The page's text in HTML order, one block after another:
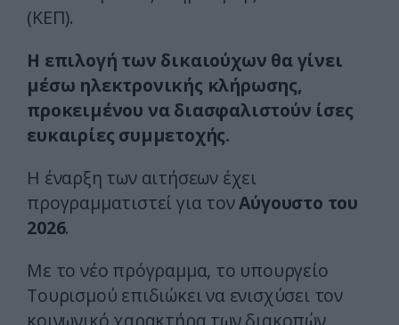
(ΚΕΠ).
Η επιλογή των δικαιούχων θα γίνει
μέσω ηλεκτρονικής κλήρωσης,
προκειμένου να διασφαλιστούν ίσες
ευκαιρίες συμμετοχής.
Η έναρξη των αιτήσεων έχει
προγραμματιστεί για τονΑύγουστο του
2026.
Με το νέο πρόγραμμα, το υπουργείο
Τουρισμού επιδιώκει να ενισχύσει τον
κοινωνικό χαρακτήρα των διακοπών,